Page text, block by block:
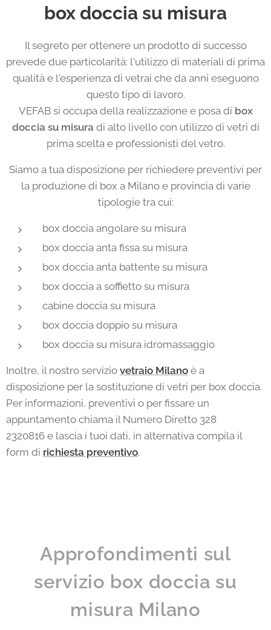
box doccia su misura
Il segreto per ottenere un prodotto di successo
prevede due particolarità: l'utilizzo di materiali di prima
qualità e l'esperienza di vetrai che da anni eseguono
questo tipo di lavoro.
VEFAB si occupa della realizzazione e posa di box
doccia su misura di alto livello con utilizzo di vetri di
prima scelta e professionisti del vetro.
Siamo a tua disposizione per richiedere preventivi per
la produzione di box a Milano e provincia di varie
tipologie tra cui:
box doccia angolare su misura
box doccia anta fissa su misura
box doccia anta battente su misura
box doccia a soffietto su misura
cabine doccia su misura
box doccia doppio su misura
box doccia su misura idromassaggio
Inoltre, il nostro servizio vetraio Milano è a
disposizione per la sostituzione di vetri per box doccia.
Per informazioni, preventivi o per fissare un
appuntamento chiama il Numero Diretto 328
2320816 e lascia i tuoi dati, in alternativa compila il
form di richiesta preventivo.
Approfondimenti sul
servizio box doccia su
misura Milano